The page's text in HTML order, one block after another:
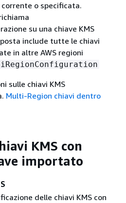
o specificata.
su una chiave KMS
include tutte le chiavi
in altre AWS regioni
sulle chiavi KMS
Multi-Region chiavi dentro
KMS con
importato
delle chiavi KMS con